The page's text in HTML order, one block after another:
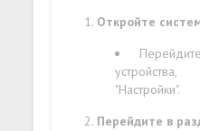
Откройте
"Настройки".
Перейдите в